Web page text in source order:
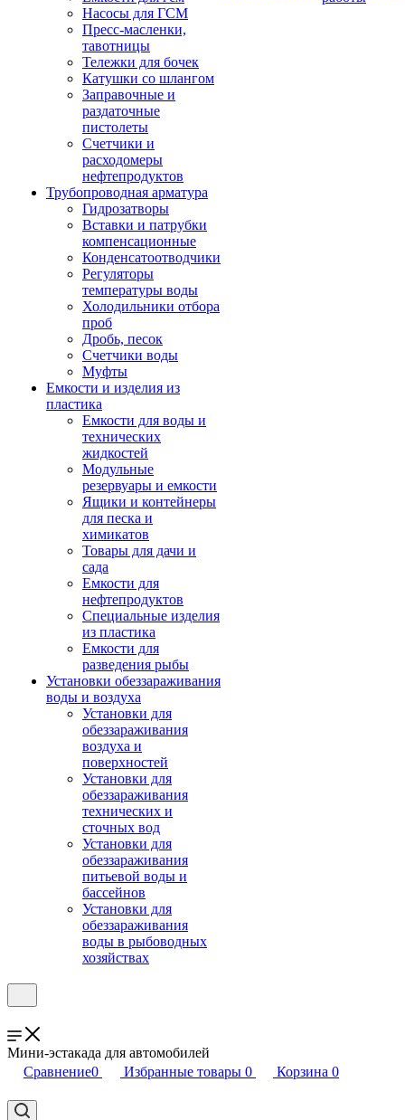
Насосы для ГСМ
Пресс-масленки,
тавотницы
Тележки для бочек
Катушки со шлангом
Заправочные и
раздаточные
пистолеты
Счетчики и
расходомеры
нефтепродуктов
Трубопроводная арматура
Гидрозатворы
Вставки и патрубки
компенсационные
Конденсатоотводчики
Регуляторы
температуры воды
Холодильники отбора
проб
Дробь, песок
Счетчики воды
Муфты
Емкости и изделия из
пластика
Емкости для воды и
технических
жидкостей
Модульные
резервуары и емкости
Ящики и контейнеры
для песка и
химикатов
Товары для дачи и
сада
Емкости для
нефтепродуктов
Специальные изделия
из пластика
Емкости для
разведения рыбы
Установки обеззараживания
воды и воздуха
Установки для
обеззараживания
воздуха и
поверхностей
Установки для
обеззараживания
технических и
сточных вод
Установки для
обеззараживания
питьевой воды и
бассейнов
Установки для
обеззараживания
воды в рыбоводных
хозяйствах
Мини-эстакада для автомобилей
Сравнение0 Избранные товары 0 Корзина 0